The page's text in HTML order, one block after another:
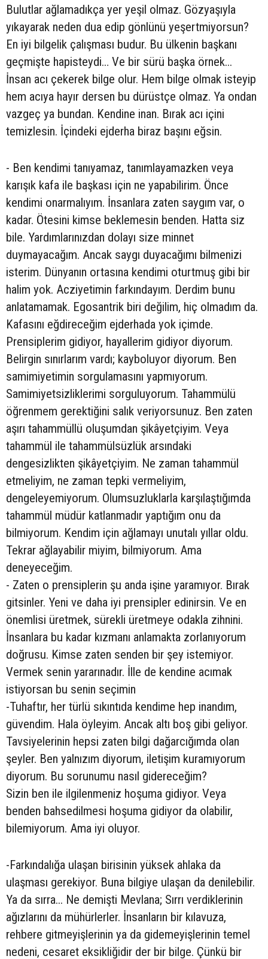
Bulutlar ağlamadıkça yer yeşil olmaz. Gözyaşıyla
yıkayarak neden dua edip gönlünü yeşertmiyorsun?
En iyi bilgelik çalışması budur. Bu ülkenin başkanı
geçmişte hapisteydi… Ve bir sürü başka örnek...
İnsan acı çekerek bilge olur. Hem bilge olmak isteyip
hem acıya hayır dersen bu dürüstçe olmaz. Ya ondan
vazgeç ya bundan. Kendine inan. Bırak acı içini
temizlesin. İçindeki ejderha biraz başını eğsin.
- Ben kendimi tanıyamaz, tanımlayamazken veya
karışık kafa ile başkası için ne yapabilirim. Önce
kendimi onarmalıyım. İnsanlara zaten saygım var, o
kadar. Ötesini kimse beklemesin benden. Hatta siz
bile. Yardımlarınızdan dolayı size minnet
duymayacağım. Ancak saygı duyacağımı bilmenizi
isterim. Dünyanın ortasına kendimi oturtmuş gibi bir
halim yok. Acziyetimin farkındayım. Derdim bunu
anlatamamak. Egosantrik biri değilim, hiç olmadım da.
Kafasını eğdireceğim ejderhada yok içimde.
Prensiplerim gidiyor, hayallerim gidiyor diyorum.
Belirgin sınırlarım vardı; kayboluyor diyorum. Ben
samimiyetimin sorgulamasını yapmıyorum.
Samimiyetsizliklerimi sorguluyorum. Tahammülü
öğrenmem gerektiğini salık veriyorsunuz. Ben zaten
aşırı tahammüllü oluşumdan şikâyetçiyim. Veya
tahammül ile tahammülsüzlük arsındaki
dengesizlikten şikâyetçiyim. Ne zaman tahammül
etmeliyim, ne zaman tepki vermeliyim,
dengeleyemiyorum. Olumsuzluklarla karşılaştığımda
tahammül müdür katlanmadır yaptığım onu da
bilmiyorum. Kendim için ağlamayı unutalı yıllar oldu.
Tekrar ağlayabilir miyim, bilmiyorum. Ama
deneyeceğim.
- Zaten o prensiplerin şu anda işine yaramıyor. Bırak
gitsinler. Yeni ve daha iyi prensipler edinirsin. Ve en
önemlisi üretmek, sürekli üretmeye odakla zihnini.
İnsanlara bu kadar kızmanı anlamakta zorlanıyorum
doğrusu. Kimse zaten senden bir şey istemiyor.
Vermek senin yararınadır. İlle de kendine acımak
istiyorsan bu senin seçimin
-Tuhaftır, her türlü sıkıntıda kendime hep inandım,
güvendim. Hala öyleyim. Ancak altı boş gibi geliyor.
Tavsiyelerinin hepsi zaten bilgi dağarcığımda olan
şeyler. Ben yalnızım diyorum, iletişim kuramıyorum
diyorum. Bu sorunumu nasıl gidereceğim?
Sizin ben ile ilgilenmeniz hoşuma gidiyor. Veya
benden bahsedilmesi hoşuma gidiyor da olabilir,
bilemiyorum. Ama iyi oluyor.
-Farkındalığa ulaşan birisinin yüksek ahlaka da
ulaşması gerekiyor. Buna bilgiye ulaşan da denilebilir.
Ya da sırra... Ne demişti Mevlana; Sırrı verdiklerinin
ağızlarını da mühürlerler. İnsanların bir kılavuza,
rehbere gitmeyişlerinin ya da gidemeyişlerinin temel
nedeni, cesaret eksikliğidir der bir bilge. Çünkü bir